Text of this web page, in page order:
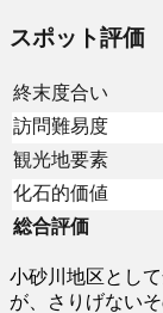
スポット評価
終末度合い
訪問難易度
観光地要素
化石的価値
総合評価
小砂川地区とし
が、さりげない